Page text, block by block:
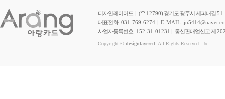
디자인레이어드 (우 12790) 경기도 광주시 세피내길51
대표전화 :031-769-6274 E-MAIL :
사업자등록번호 : 152-31-01231 통신판매업신고 제
Copyright © designlayered . All Rights Reserved.